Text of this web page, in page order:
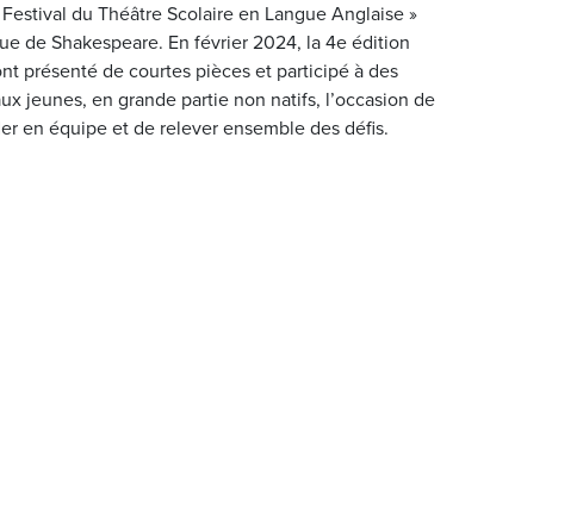
du Théâtre Scolaire en Langue Anglaise »
de Shakespeare. En février 2024, la 4e édition
présenté de courtes pièces et participé à des
jeunes, en grande partie non natifs, l’occasion de
en équipe et de relever ensemble des défis.